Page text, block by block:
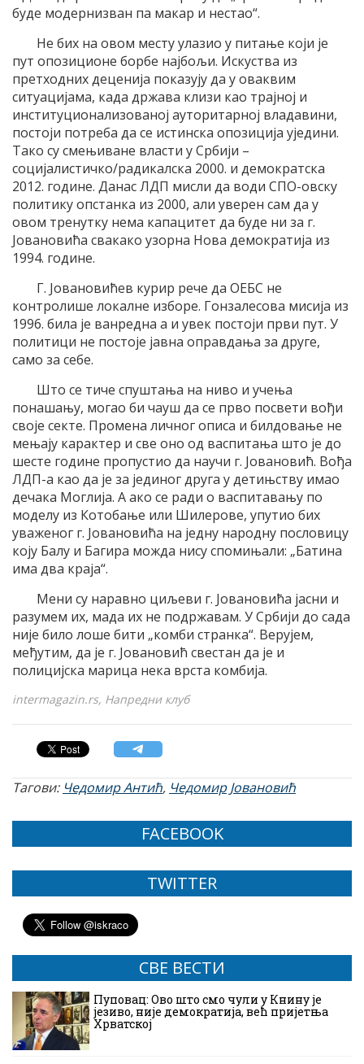
буде модернизван па макар и нестао“.
Не бих на овом месту улазио у питање који је
пут опозиционе борбе најбољи. Искуства из
претходних деценија показују да у оваквим
ситуацијама, када држава клизи као трајној и
институционализованој ауторитарној владавини,
постоји потреба да се истинска опозиција уједини.
Тако су смењиване власти у Србији –
социјалистичко/радикалска 2000. и демократска
2012. године. Данас ЛДП мисли да води СПО-овску
политику опстанка из 2000, али уверен сам да у
овом тренутку нема капацитет да буде ни за г.
Јовановића свакако узорна Нова демократија из
1994. године.
Г. Јовановићев курир рече да ОЕБС не
контролише локалне изборе. Гонзалесова мисија из
1996. била је ванредна а и увек постоји први пут. У
политици не постоје јавна оправдања за друге,
само за себе.
Што се тиче спуштања на ниво и учења
понашању, могао би чауш да се прво посвети вођи
своје секте. Промена личног описа и билдовање не
мењају карактер и све оно од васпитања што је до
шесте године пропустио да научи г. Јовановић. Вођа
ЛДП-а као да је за јединог друга у детињству имао
дечака Моглија. А ако се ради о васпитавању по
моделу из Котобање или Шилерове, упутио бих
уваженог г. Јовановића на једну народну пословицу
коју Балу и Багира можда нису спомињали: „Батина
има два краја“.
Мени су наравно циљеви г. Јовановића јасни и
разумем их, мада их не подржавам. У Србији до сада
није било лоше бити „комби странка“. Верујем,
међутим, да је г. Јовановић свестан да је и
полицијска марица нека врста комбија.
intermagazin.rs, Напредни клуб
Тагови: Чедомир Антић, Чедомир Јовановић
FACEBOOK
TWITTER
СВЕ ВЕСТИ
Пуповац: Ово што смо чули у Книну је
језиво, није демократија, већ пријетња
Хрватској